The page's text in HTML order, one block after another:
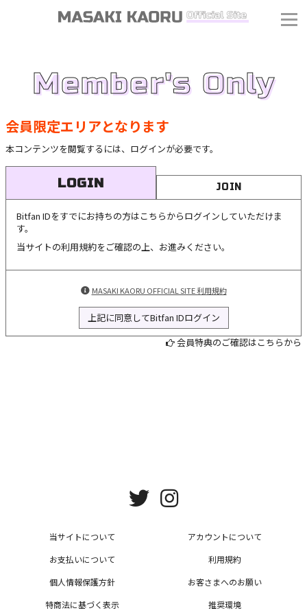
Member's Only
会員限定エリアとなります
本コンテンツを閲覧するには、ログインが必要です。
LOGIN JOIN
Bitfan IDをすでにお持ちの方はこちらからログインしていただけま
す。
当サイトの利用規約をご確認の上、お進みください。
MASAKI KAORU OFFICIAL SITE 利用規約
上記に同意してBitfan IDログイン
会員特典のご確認はこちらから
当サイトについて
アカウントについて
お支払いについて
利用規約
個人情報保護方針
お客さまへのお願い
特商法に基づく表示
推奨環境